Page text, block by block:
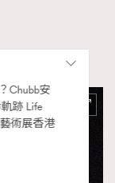
Chubb安
跡 Life
術展香港